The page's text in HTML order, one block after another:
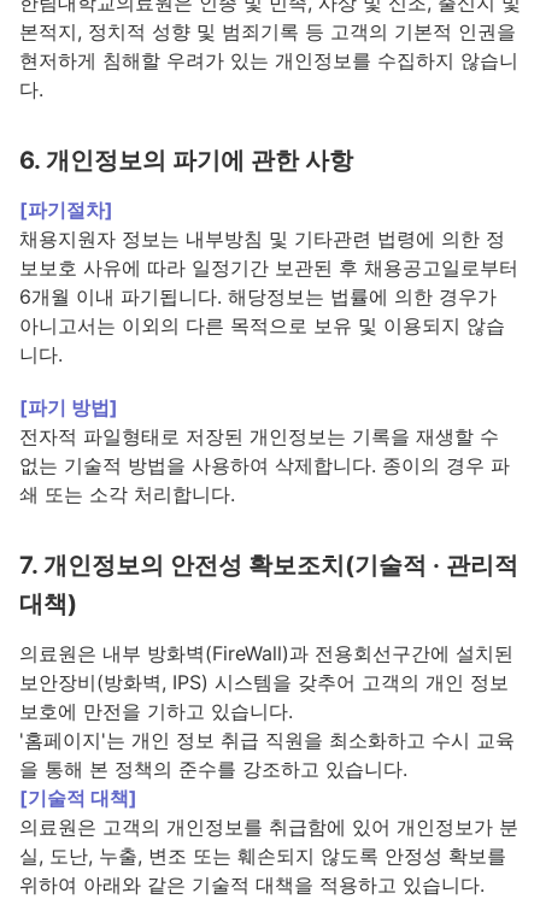
본적지, 정치적 성향 및 범죄기록 등 고객의 기본적 인권을
현저하게 침해할 우려가 있는 개인정보를 수집하지 않습니
다.
6. 개인정보의 파기에 관한 사항
[파기절차]
채용지원자 정보는 내부방침 및 기타관련 법령에 의한 정
보보호 사유에 따라 일정기간 보관된 후 채용공고일로부터
6개월 이내 파기됩니다. 해당정보는 법률에 의한 경우가
아니고서는 이외의 다른 목적으로 보유 및 이용되지 않습
니다.
[파기 방법]
전자적 파일형태로 저장된 개인정보는 기록을 재생할 수
없는 기술적 방법을 사용하여 삭제합니다. 종이의 경우 파
쇄 또는 소각 처리합니다.
7. 개인정보의 안전성 확보조치(기술적 · 관리적
대책)
의료원은 내부 방화벽(FireWall)과 전용회선구간에 설치된
보안장비(방화벽, IPS) 시스템을 갖추어 고객의 개인 정보
보호에 만전을 기하고 있습니다.
'홈페이지'는 개인 정보 취급 직원을 최소화하고 수시 교육
을 통해 본 정책의 준수를 강조하고 있습니다.
[기술적 대책]
의료원은 고객의 개인정보를 취급함에 있어 개인정보가 분
실, 도난, 누출, 변조 또는 훼손되지 않도록 안정성 확보를
위하여 아래와 같은 기술적 대책을 적용하고 있습니다.